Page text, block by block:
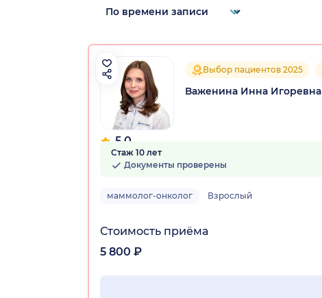
5.0
109 отзывов
Выбор пациентов 2025
Важенина Инна Игоревна
Стаж 10 лет
Документы проверены
маммолог-онколог Взрослый
Стоимость приёма
5 800 ₽